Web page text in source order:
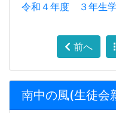
令和４年度 ３年生
前へ
南中の風(生徒会